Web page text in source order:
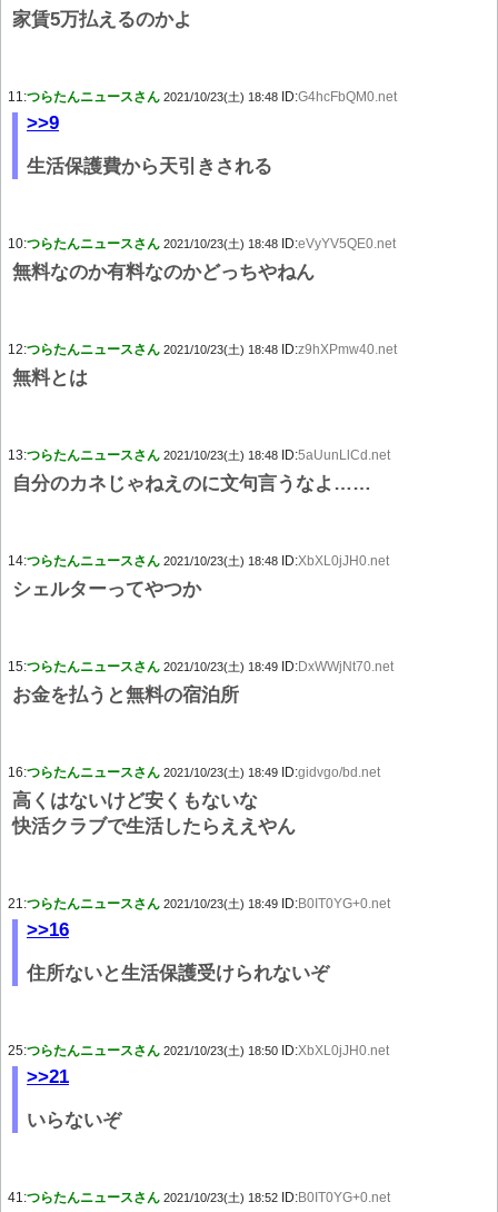
家賃5万払えるのかよ
11:つらたんニュースさん 2021/10/23(土) 18:48 ID:G4hcFbQM0.net
>>9
生活保護費から天引きされる
10:つらたんニュースさん 2021/10/23(土) 18:48 ID:eVyYV5QE0.net
無料なのか有料なのかどっちやねん
12:つらたんニュースさん 2021/10/23(土) 18:48 ID:z9hXPmw40.net
無料とは
13:つらたんニュースさん 2021/10/23(土) 18:48 ID:5aUunLlCd.net
自分のカネじゃねえのに文句言うなよ……
14:つらたんニュースさん 2021/10/23(土) 18:48 ID:XbXL0jJH0.net
シェルターってやつか
15:つらたんニュースさん 2021/10/23(土) 18:49 ID:DxWWjNt70.net
お金を払うと無料の宿泊所
16:つらたんニュースさん 2021/10/23(土) 18:49 ID:gidvgo/bd.net
高くはないけど安くもないな
快活クラブで生活したらええやん
21:つらたんニュースさん 2021/10/23(土) 18:49 ID:B0IT0YG+0.net
>>16
住所ないと生活保護受けられないぞ
25:つらたんニュースさん 2021/10/23(土) 18:50 ID:XbXL0jJH0.net
>>21
いらないぞ
41:つらたんニュースさん 2021/10/23(土) 18:52 ID:B0IT0YG+0.net